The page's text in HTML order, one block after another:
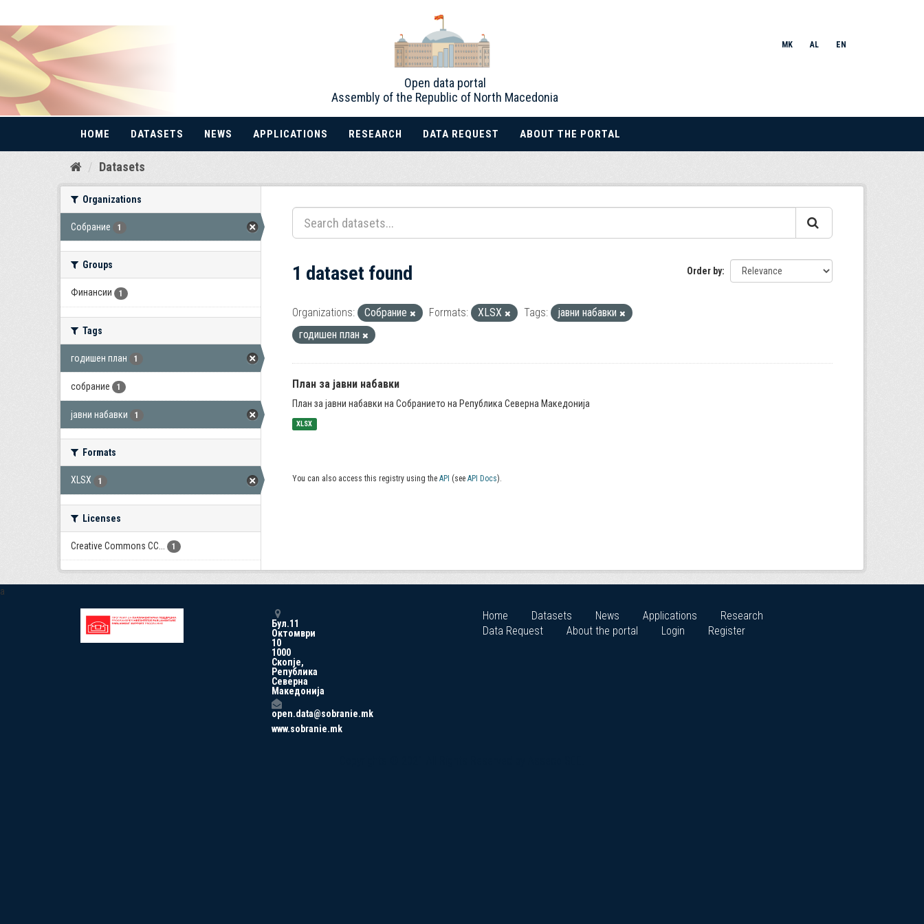
Skip
Open data portal
Assembly of the Republic of North Macedonia
MK AL EN
HOME DATASETS NEWS APPLICATIONS RESEARCH DATA REQUEST ABOUT THE PORTAL
Datasets
Organizations
Собрание 1
Groups
Финансии 1
Tags
годишен план 1
собрание 1
јавни набавки 1
Formats
XLSX 1
Licenses
Creative Commons CC... 1
Order by
1 dataset found
Organizations: Собрание Formats: XLSX Tags:
јавни набавки
годишен план
План за јавни набавки
План за јавни набавки на Собранието на Република Северна Македонија
XLSX
You can also access this registry using the API (see API Docs).
a
Бул.11
Октомври
10
1000
Скопје,
Република
Северна
Македонија
open.data@sobranie.mk
www.sobranie.mk
Home Datasets News Applications
Research
Data Request
About the portal Login Register